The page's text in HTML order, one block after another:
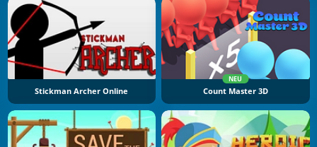
Stickman Archer Online
NEU
Count Master 3D